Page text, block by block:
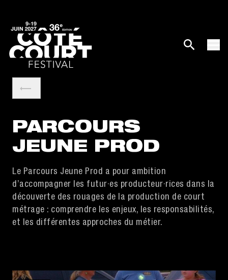
PARCOURS
JEUNE PROD
Le Parcours Jeune Prod a pour ambition
d’accompagner les futur·es producteur·rices dans la
découverte des rouages de la production de court
métrage : comprendre les enjeux, les responsabilités,
et les différentes approches du métier.